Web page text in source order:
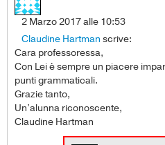
2 Marzo 2017 alle 10:53
Claudine Hartman scrive:
Cara professoressa,
Con Lei è sempre un piacere
punti grammaticali.
Grazie tanto,
Un’alunna riconoscente,
Claudine Hartman